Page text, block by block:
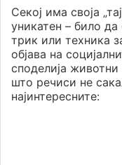
Секој има своја
уникатен – било
трик или техника
објава на
споделија
што речиси не
најинтересните: